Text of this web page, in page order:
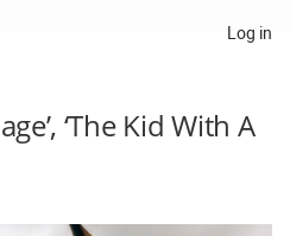
Log in
‘The Kid With A